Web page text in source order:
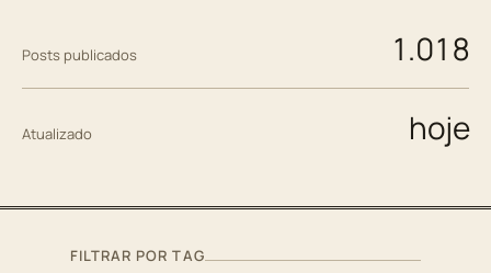
Posts publicados 1.018
Atualizado hoje
FILTRAR POR TAG